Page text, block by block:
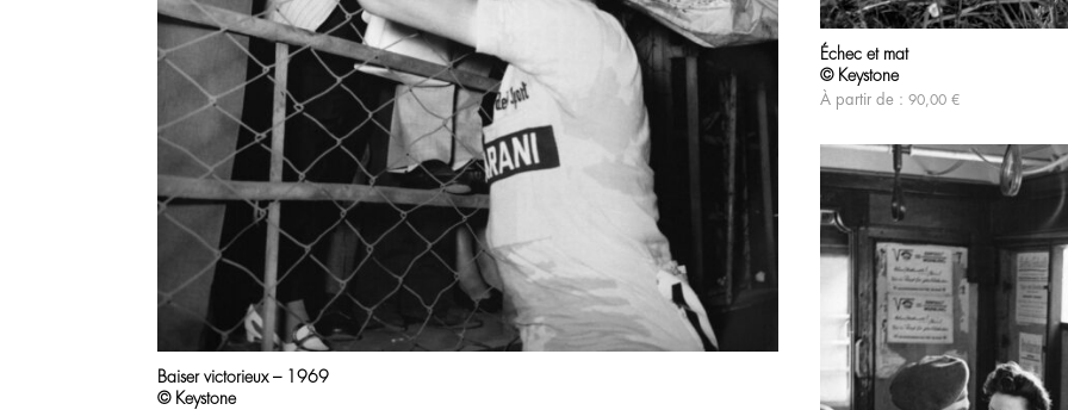
Échec et mat
© Keystone
À partir de : 90,00 €
Baiser victorieux – 1969
© Keystone